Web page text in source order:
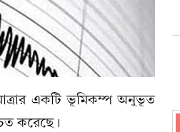
একটি ভূমিকম্প অনুভূত
করেছে।